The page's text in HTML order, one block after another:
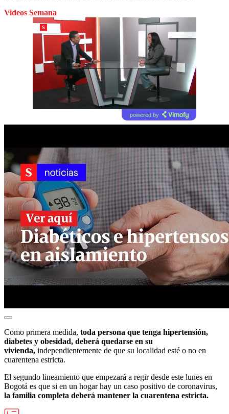
Videos Semana
powered by
Como primera medida, toda persona que tenga hipertensión,
diabetes y obesidad, deberá quedarse en su
vivienda, independientemente de que su localidad esté o no en
cuarentena estricta.
El segundo lineamiento que empezará a regir desde este lunes en
Bogotá es que si en un hogar hay un caso positivo de coronavirus,
la familia completa deberá mantener la cuarentena estricta.